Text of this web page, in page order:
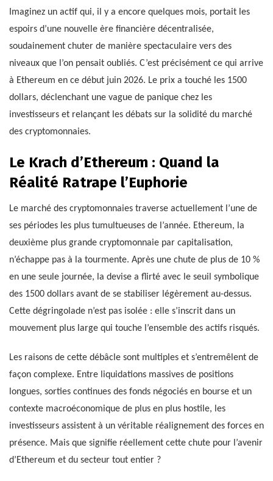
Imaginez un actif qui, il y a encore quelques mois, portait les
espoirs d’une nouvelle ère financière décentralisée,
soudainement chuter de manière spectaculaire vers des
niveaux que l’on pensait oubliés. C’est précisément ce qui arrive
à Ethereum en ce début juin 2026. Le prix a touché les 1500
dollars, déclenchant une vague de panique chez les
investisseurs et relançant les débats sur la solidité du marché
des cryptomonnaies.
Le Krach d’Ethereum : Quand la
Réalité Ratrape l’Euphorie
Le marché des cryptomonnaies traverse actuellement l’une de
ses périodes les plus tumultueuses de l’année. Ethereum, la
deuxième plus grande cryptomonnaie par capitalisation,
n’échappe pas à la tourmente. Après une chute de plus de 10 %
en une seule journée, la devise a flirté avec le seuil symbolique
des 1500 dollars avant de se stabiliser légèrement au-dessus.
Cette dégringolade n’est pas isolée : elle s’inscrit dans un
mouvement plus large qui touche l’ensemble des actifs risqués.
Les raisons de cette débâcle sont multiples et s’entremêlent de
façon complexe. Entre liquidations massives de positions
longues, sorties continues des fonds négociés en bourse et un
contexte macroéconomique de plus en plus hostile, les
investisseurs assistent à un véritable réalignement des forces en
présence. Mais que signifie réellement cette chute pour l’avenir
d’Ethereum et du secteur tout entier ?